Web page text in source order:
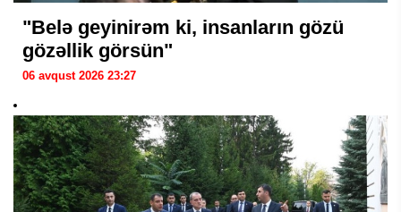
"Belə geyinirəm ki, insanların gözü
gözəllik görsün"
06 avqust 2026 23:27